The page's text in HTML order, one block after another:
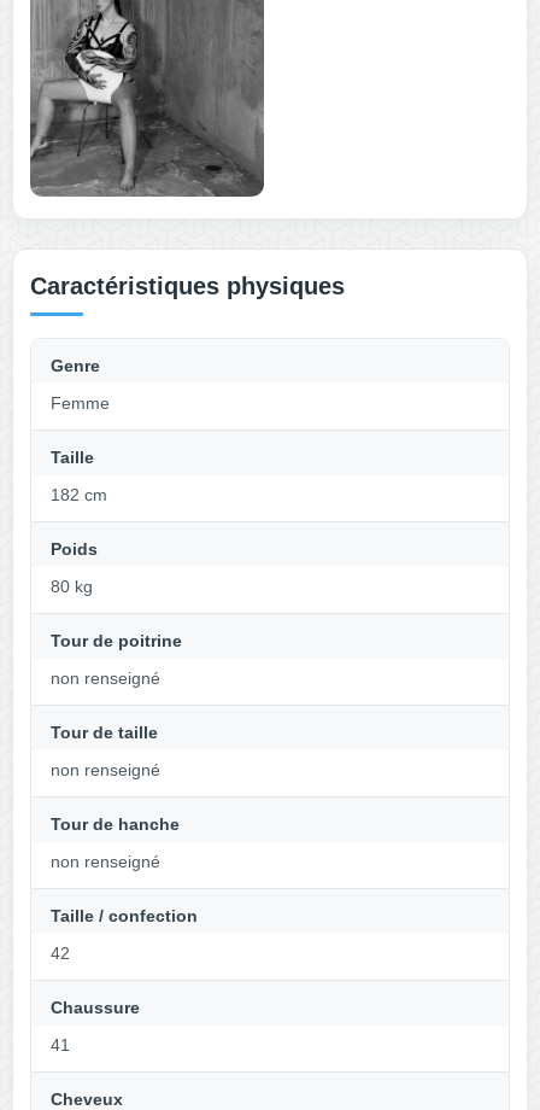
Caractéristiques physiques
Genre
Femme
Taille
182 cm
Poids
80 kg
Tour de poitrine
non renseigné
Tour de taille
non renseigné
Tour de hanche
non renseigné
Taille / confection
42
Chaussure
41
Cheveux